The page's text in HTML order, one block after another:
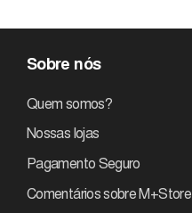
Sobre nós
Quem somos?
Nossas lojas
Pagamento Seguro
Comentários sobre M+Store